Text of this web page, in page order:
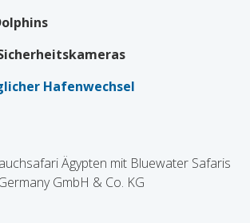
Hafenwechsel
Ägypten mit Bluewater Safaris
GmbH & Co. KG